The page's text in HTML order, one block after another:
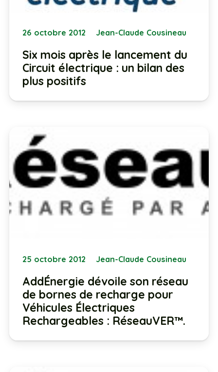
26 octobre 2012 Jean-Claude Cousineau
Six mois après le lancement du
Circuit électrique : un bilan des
plus positifs
25 octobre 2012 Jean-Claude Cousineau
AddÉnergie dévoile son réseau
de bornes de recharge pour
Véhicules Électriques
Rechargeables : RéseauVER™.